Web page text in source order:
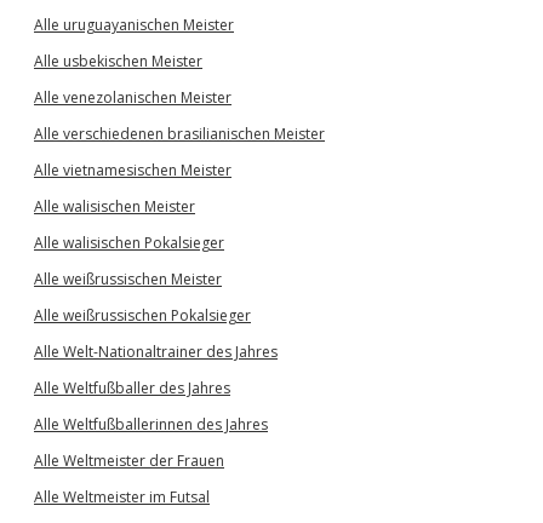
Alle uruguayanischen Meister
Alle usbekischen Meister
Alle venezolanischen Meister
Alle verschiedenen brasilianischen Meister
Alle vietnamesischen Meister
Alle walisischen Meister
Alle walisischen Pokalsieger
Alle weißrussischen Meister
Alle weißrussischen Pokalsieger
Alle Welt-Nationaltrainer des Jahres
Alle Weltfußballer des Jahres
Alle Weltfußballerinnen des Jahres
Alle Weltmeister der Frauen
Alle Weltmeister im Futsal